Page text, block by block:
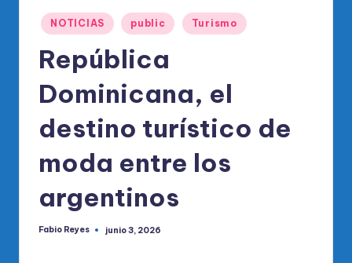
di
O
ci
el
Publicado
en
NOTICIAS public Turismo
República
Dominicana, el
destino turístico de
moda entre los
argentinos
Publicado
Fabio Reyes junio 3, 2026